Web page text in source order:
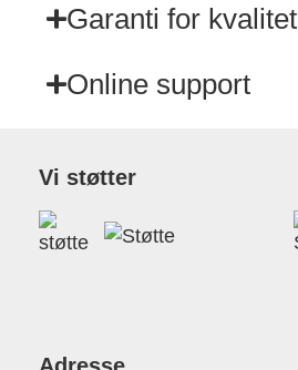
Garanti for kvalitet
Online support
Vi støtter